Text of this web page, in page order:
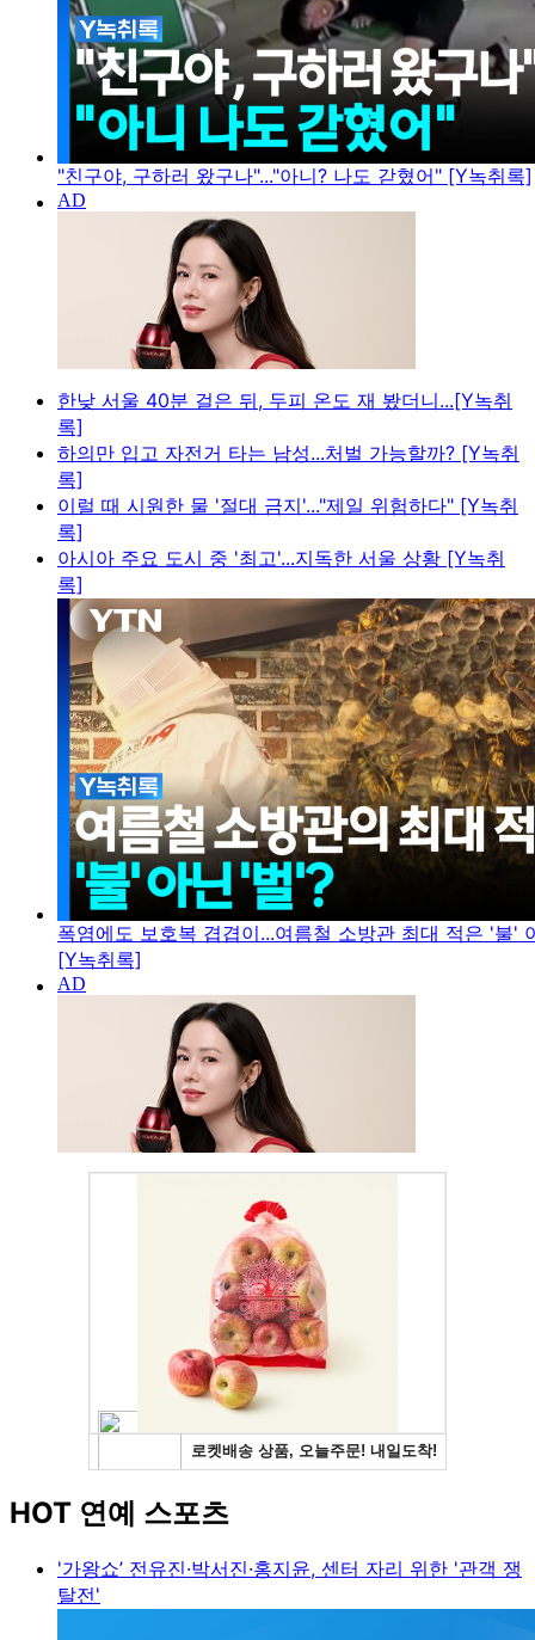
"친구야, 구하러 왔구나"..."아니? 나도 갇혔어" [Y녹취록]
한낮 서울 40분 걸은 뒤, 두피 온도 재 봤더니...[Y녹취
록]
하의만 입고 자전거 타는 남성...처벌 가능할까? [Y녹취
록]
이럴 때 시원한 물 '절대 금지'..."제일 위험하다" [Y녹취
록]
아시아 주요 도시 중 '최고'...지독한 서울 상황 [Y녹취
록]
폭염에도 보호복 겹겹이...여름철 소방관 최대 적은 '불'
[Y녹취록]
HOT 연예 스포츠
'가왕쇼’ 전유진·박서진·홍지윤, 센터 자리 위한 '관객 쟁
탈전'